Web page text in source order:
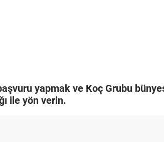
yapmak ve Koç Grubu
ile yön verin.